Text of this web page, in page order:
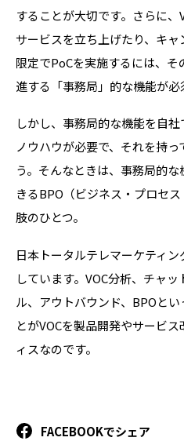
することが大切です。さらに、
サービスを立ち上げたり、キ
限定でPoCを実施するには、そ
進する「事務局」的な機能が必
しかし、事務局的な機能を自
ノウハウが必要で、それを持
う。そんなときは、事務局的
きるBPO （ビジネス・プロセ
肢のひとつ。
日本トータルテレマーケティン
しています。 VOC分析、チャッ
ル、アウトバウンド、 BPOと
とがVOCを製品開発やサービ
ィスなのです。
FACEBOOKでシェア